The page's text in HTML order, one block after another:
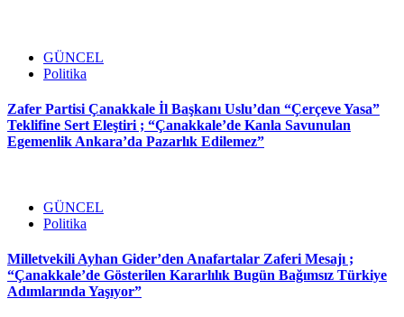
GÜNCEL
Politika
Zafer Partisi Çanakkale İl Başkanı Uslu’dan “Çerçeve Yasa”
Teklifine Sert Eleştiri ; “Çanakkale’de Kanla Savunulan
Egemenlik Ankara’da Pazarlık Edilemez”
GÜNCEL
Politika
Milletvekili Ayhan Gider’den Anafartalar Zaferi Mesajı ;
“Çanakkale’de Gösterilen Kararlılık Bugün Bağımsız Türkiye
Adımlarında Yaşıyor”